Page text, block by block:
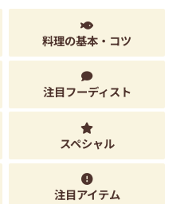
料理の基本・コツ
注目フーディスト
スペシャル
注目アイテム